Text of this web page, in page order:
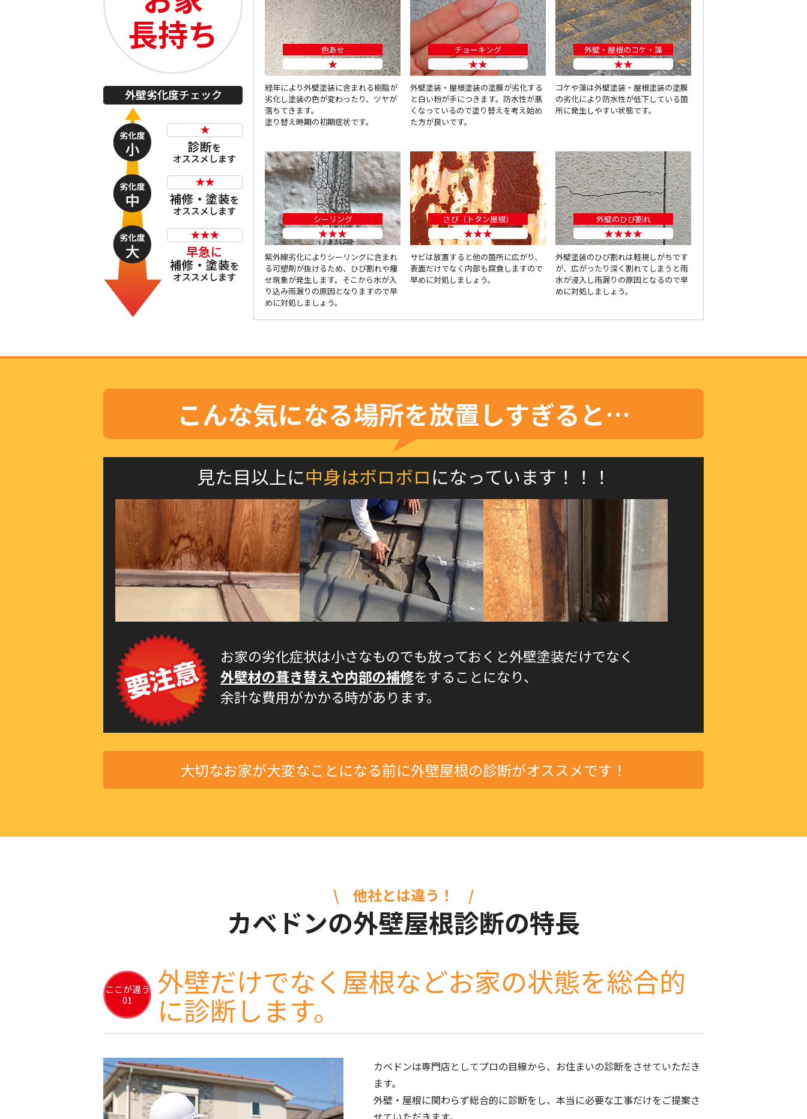
色あせ
★
経年により外壁塗装に含まれる樹脂が
劣化し塗装の色が変わったり、ツヤが
落ちてきます。
塗り替え時期の初期症状です。
チョーキング
★★
外壁塗装・屋根塗装の塗膜が劣化する
と白い粉が手につきます。防水性が悪
くなっているので塗り替えを考え始め
た方が良いです。
外壁・屋根のコケ・藻
★★
コケや藻は外壁塗装・屋根塗装の塗膜
の劣化により防水性が低下している箇
所に発生しやすい状態です。
シーリング
★★★
紫外線劣化によりシーリングに含まれ
る可塑剤が抜けるため、ひび割れや痩
せ現象が発生します。そこから水が入
り込み雨漏りの原因となりますので早
めに対処しましょう。
さび（トタン屋根）
★★★
サビは放置すると他の箇所に広がり、
表面だけでなく内部も腐食しますので
早めに対処しましょう。
外壁のひび割れ
★★★★
外壁塗装のひび割れは軽視しがちです
が、広がったり深く割れてしまうと雨
水が浸入し雨漏りの原因となるので早
めに対処しましょう。
長持ち
こんな気になる場所を放置しすぎると…
見た目以上に中身はボロボロになっています！！！
お家の劣化症状は小さなものでも放っておくと外壁塗装だけでなく
外壁材の葺き替えや内部の補修をすることになり、
余計な費用がかかる時があります。
大切なお家が大変なことになる前に外壁屋根の診断がオススメです！
\ 他社とは違う！ /
カベドンの外壁屋根診断の特長
外壁だけでなく屋根などお家の状態を総合的
に診断します。
カベドンは専門店としてプロの目線から、お住まいの診断をさせていただき
ます。
外壁・屋根に関わらず総合的に診断をし、本当に必要な工事だけをご提案さ